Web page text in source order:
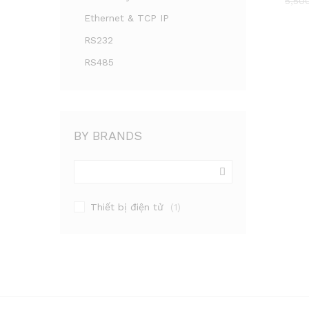
Ethernet & TCP IP
RS232
RS485
BY BRANDS
Thiết bị điện tử (1)